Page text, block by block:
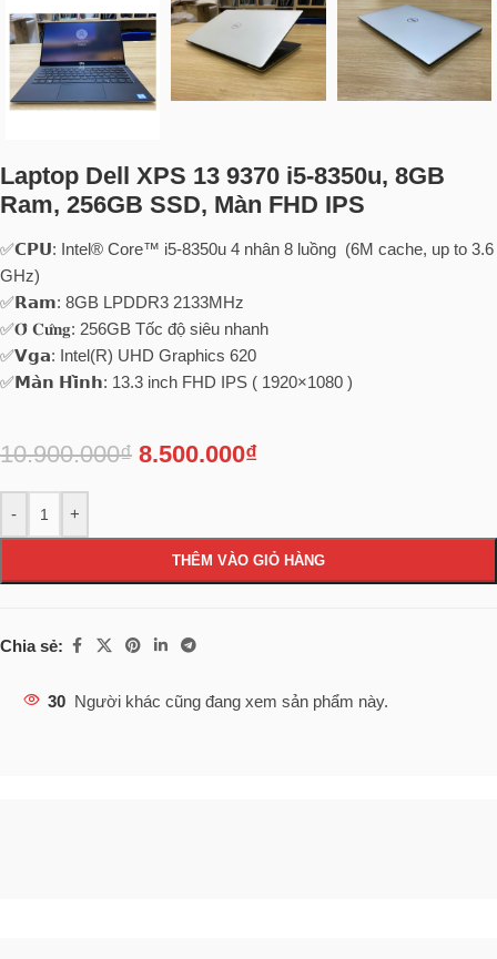
Laptop Dell XPS 13 9370 i5-8350u, 8GB
Ram, 256GB SSD, Màn FHD IPS
✅𝗖𝗣𝗨: Intel® Core™ i5-8350u 4 nhân 8 luồng (6M cache, up to 3.6
GHz)
✅𝗥𝗮𝗺: 8GB LPDDR3 2133MHz
✅𝐎̂̉ 𝐂𝐮̛́𝐧𝐠: 256GB Tốc độ siêu nhanh
✅𝗩𝗴𝗮: Intel(R) UHD Graphics 620
✅𝗠𝗮̀𝗻 𝗛𝗶̀𝗻𝗵: 13.3 inch FHD IPS ( 1920×1080 )
10.900.000₫ 8.500.000₫
- +
THÊM VÀO GIỎ HÀNG
Chia sẻ:
30 Người khác cũng đang xem sản phẩm này.